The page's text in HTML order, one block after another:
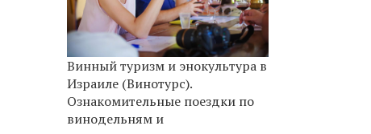
Винный туризм и энокультура в
Израиле (Винотурс).
Ознакомительные поездки по
винодельням и